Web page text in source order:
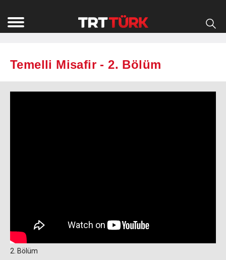
Temelli Misafir - 2. Bölüm
2. Bölüm